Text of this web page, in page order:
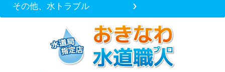
その他、水トラブル